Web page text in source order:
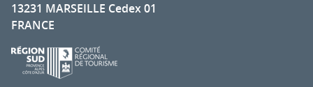
13231 MARSEILLE Cedex 01
FRANCE